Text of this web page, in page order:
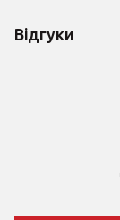
Відгуки